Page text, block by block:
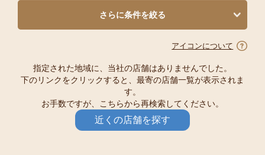
さらに条件を絞る
アイコンについて
指定された地域に、当社の店舗はありませんでした。
下のリンクをクリックすると、最寄の店舗一覧が表示されま
す。
お手数ですが、こちらから再検索してください。
近くの店舗を探す